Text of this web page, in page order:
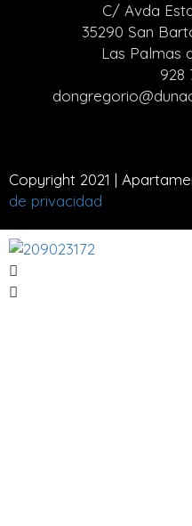
C/ Avda
35290 San
Las Palmas
928
Copyright 2021 |
de privacidad